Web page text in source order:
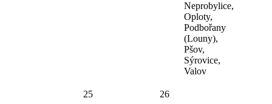
Neprobylice,
Oploty,
Podbořany
(Louny),
Pšov,
Sýrovice,
Valov
25
26